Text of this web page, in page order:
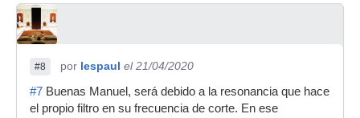
#8 por lespaul el 21/04/2020
#7 Buenas Manuel, será debido a la resonancia que hace
el propio filtro en su frecuencia de corte. En ese